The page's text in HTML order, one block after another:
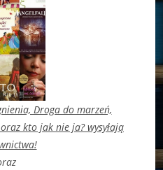
Droga do marzeń,
kto jak nie ja? wysyłają